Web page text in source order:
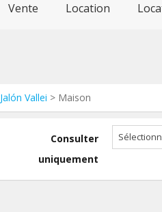
Vente Location
Jalón Vallei > Maison
Consulter
uniquement